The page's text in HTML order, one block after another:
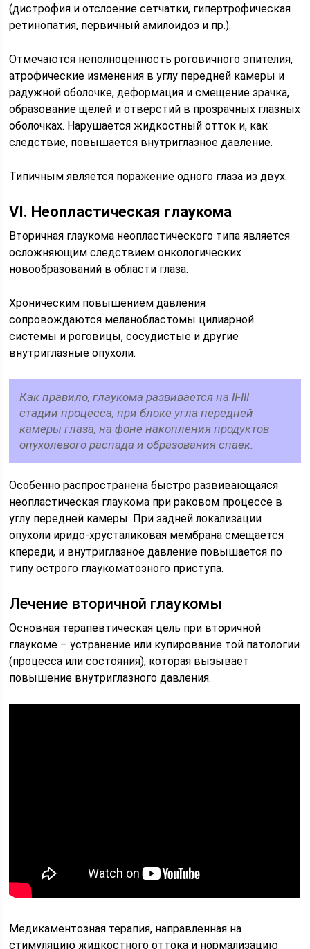
(дистрофия и отслоение сетчатки, гипертрофическая
ретинопатия, первичный амилоидоз и пр.).
Отмечаются неполноценность роговичного эпителия,
атрофические изменения в углу передней камеры и
радужной оболочке, деформация и смещение зрачка,
образование щелей и отверстий в прозрачных глазных
оболочках. Нарушается жидкостный отток и, как
следствие, повышается внутриглазное давление.
Типичным является поражение одного глаза из двух.
VI. Неопластическая глаукома
Вторичная глаукома неопластического типа является
осложняющим следствием онкологических
новообразований в области глаза.
Хроническим повышением давления
сопровождаются меланобластомы цилиарной
системы и роговицы, сосудистые и другие
внутриглазные опухоли.
Как правило, глаукома развивается на II-III
стадии процесса, при блоке угла передней
камеры глаза, на фоне накопления продуктов
опухолевого распада и образования спаек.
Особенно распространена быстро развивающаяся
неопластическая глаукома при раковом процессе в
углу передней камеры. При задней локализации
опухоли иридо-хрусталиковая мембрана смещается
кпереди, и внутриглазное давление повышается по
типу острого глаукоматозного приступа.
Лечение вторичной глаукомы
Основная терапевтическая цель при вторичной
глаукоме – устранение или купирование той патологии
(процесса или состояния), которая вызывает
повышение внутриглазного давления.
Медикаментозная терапия, направленная на
стимуляцию жидкостного оттока и нормализацию